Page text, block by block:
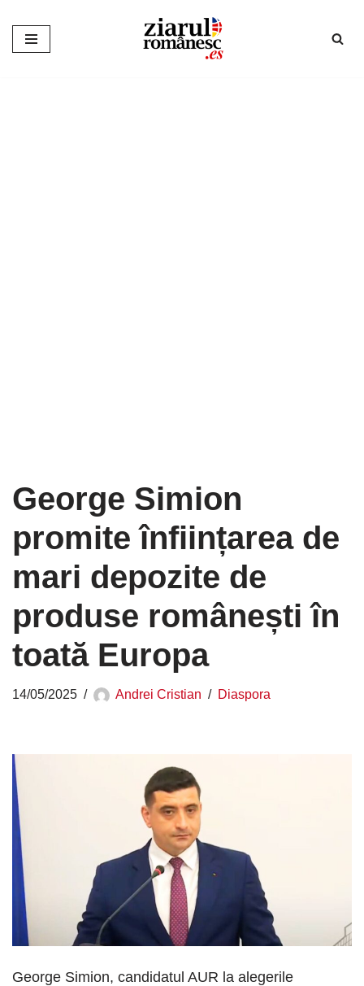
Sari
George Simion
promite înființarea de
mari depozite de
produse românești în
toată Europa
14/05/2025 Andrei Cristian Diaspora
George Simion, candidatul AUR la alegerile